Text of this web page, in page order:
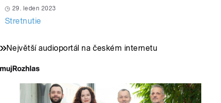
29. leden 2023
Stretnutie
Největší audioportál na českém internetu